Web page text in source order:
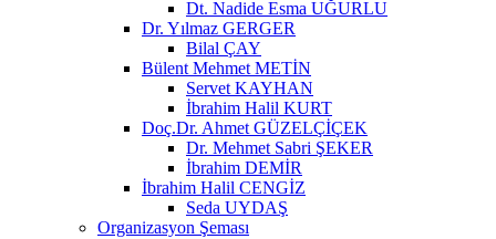
Dt. Nadide Esma UĞURLU
Dr. Yılmaz GERGER
Bilal ÇAY
Bülent Mehmet METİN
Servet KAYHAN
İbrahim Halil KURT
Doç.Dr. Ahmet GÜZELÇİÇEK
Dr. Mehmet Sabri ŞEKER
İbrahim DEMİR
İbrahim Halil CENGİZ
Seda UYDAŞ
Organizasyon Şeması